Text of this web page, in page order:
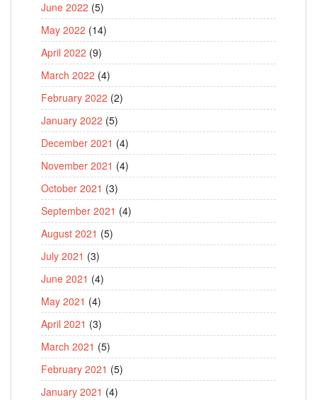
June 2022 (5)
May 2022 (14)
April 2022 (9)
March 2022 (4)
February 2022 (2)
January 2022 (5)
December 2021 (4)
November 2021 (4)
October 2021 (3)
September 2021 (4)
August 2021 (5)
July 2021 (3)
June 2021 (4)
May 2021 (4)
April 2021 (3)
March 2021 (5)
February 2021 (5)
January 2021 (4)